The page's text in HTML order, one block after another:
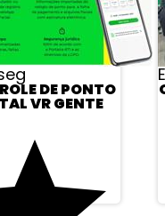
DE PONTO
VR GENTE